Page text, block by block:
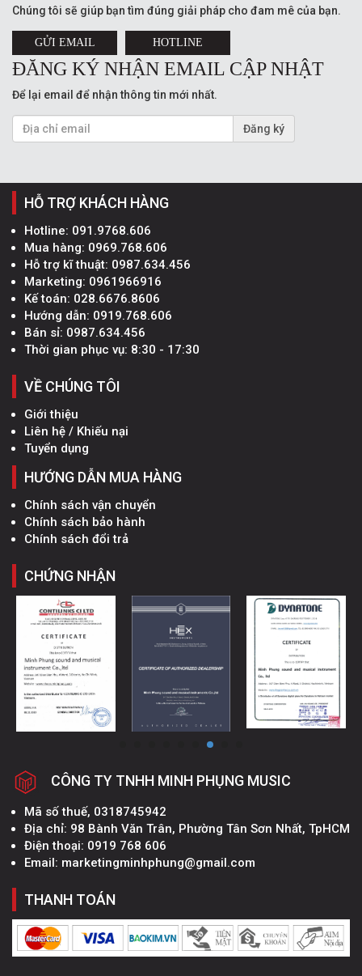
Chúng tôi sẽ giúp bạn tìm đúng giải pháp cho đam mê của bạn.
GỬI EMAIL HOTLINE
ĐĂNG KÝ NHẬN EMAIL CẬP NHẬT
Để lại email để nhận thông tin mới nhất.
Đăng ký
HỖ TRỢ KHÁCH HÀNG
Hotline: 091.9768.606
Mua hàng: 0969.768.606
Hỗ trợ kĩ thuật: 0987.634.456
Marketing: 0961966916
Kế toán: 028.6676.8606
Hướng dẫn: 0919.768.606
Bán sỉ: 0987.634.456
Thời gian phục vụ: 8:30 - 17:30
VỀ CHÚNG TÔI
Giới thiệu
Liên hệ / Khiếu nại
Tuyển dụng
HƯỚNG DẪN MUA HÀNG
Chính sách vận chuyển
Chính sách bảo hành
Chính sách đổi trả
CHỨNG NHẬN
CÔNG TY TNHH MINH PHỤNG MUSIC
Mã số thuế, 0318745942
Địa chỉ: 98 Bành Văn Trân, Phường Tân Sơn Nhất, TpHCM
Điện thoại: 0919 768 606
Email: marketingminhphung@gmail.com
THANH TOÁN